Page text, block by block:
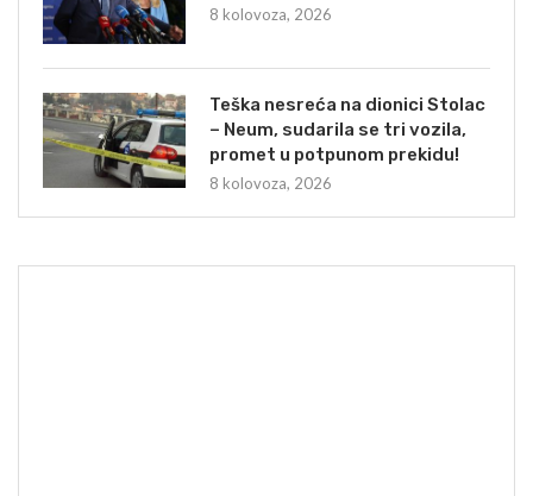
8 kolovoza, 2026
Teška nesreća na dionici Stolac
– Neum, sudarila se tri vozila,
promet u potpunom prekidu!
8 kolovoza, 2026